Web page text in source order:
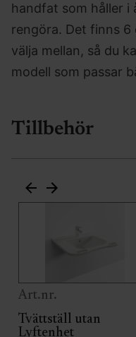
handfat som håller
rengöra. Det finns
välja mellan, så du
modell som passar
Tillbehör
Art.nr.
Tvättställ utan
Lyftenhet